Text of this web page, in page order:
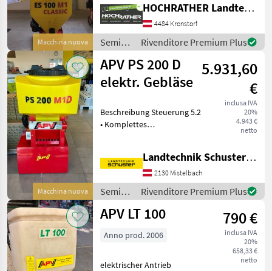
Macchina nuova
Modulhaltewinkel zur
Montage in der
Fahrerkabine • Komplettes
St
HOCHRATHER Landtechnik GmbH
4484 Kronstorf
Semina
e cura /
APV
Rivenditore Premium Plus
Macchina nuova
APV PS 200 D
elektr. Gebläse
5.931,60
€
inclusa IVA
20%
4.943 €
netto
Beschreibung Steuerung 5.2
• Komplettes
(25 m) • Säwelle für Feinsaat
(Feinsämereien,
Mikrogranulate etc.) und
Landtechnik Schuster Niederlassung Mistelbach
2130 Mistelbach
Semina
e cura /
APV
Rivenditore Premium Plus
APV LT 100 790 €
inclusa IVA
20%
658,33 €
netto
Anno prod. 2006
elektrischer Antrieb